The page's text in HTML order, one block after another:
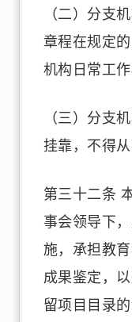
（二）分支
章程在规定
机构日常工
（三）分支
挂靠，不得从
第三十二条
事会领导下
施，承担教
成果鉴定，
留项目目录